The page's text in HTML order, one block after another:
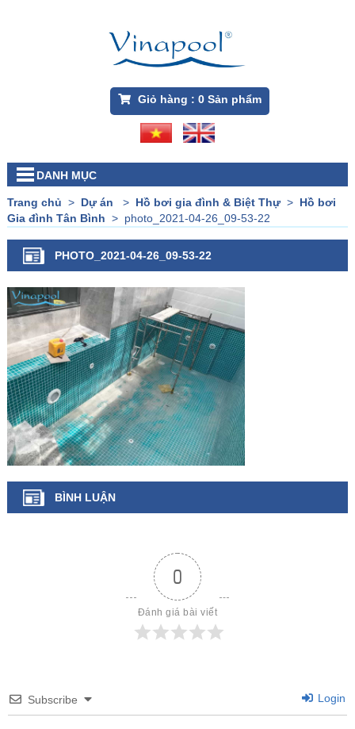
Giỏ hàng : 0Sản phẩm
DANH MỤC
Trang chủ > Dự án > Hồ bơi gia đình & Biệt Thự> Hồ bơi
Gia đình Tân Bình > photo_2021-04-26_09-53-22
PHOTO_2021-04-26_09-53-22
BÌNH LUẬN
0
Đánh giá bài viết
Subscribe Login